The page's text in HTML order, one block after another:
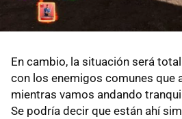
En cambio, la situación será
con los enemigos comunes que
mientras vamos andando
Se podría decir que están ahí